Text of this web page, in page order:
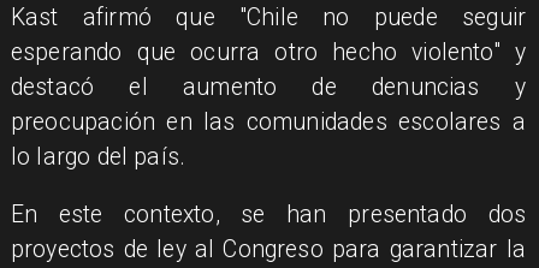
Kast afirmó que "Chile no puede seguir
esperando que ocurra otro hecho violento" y
destacó el aumento de denuncias y
preocupación en las comunidades escolares a
lo largo del país.
En este contexto, se han presentado dos
proyectos de ley al Congreso para garantizar la